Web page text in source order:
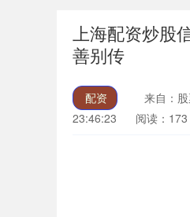
上海配资炒股
善别传
配资 来自：
23:46:23
阅读：173